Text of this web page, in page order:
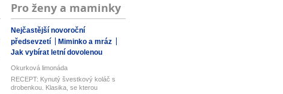
Pro ženy a maminky
Nejčastější novoroční
předsevzetí
Miminko a mráz
Jak vybírat letní dovolenou
Okurková limonáda
RECEPT: Kynutý švestkový koláč s
drobenkou. Klasika, se kterou